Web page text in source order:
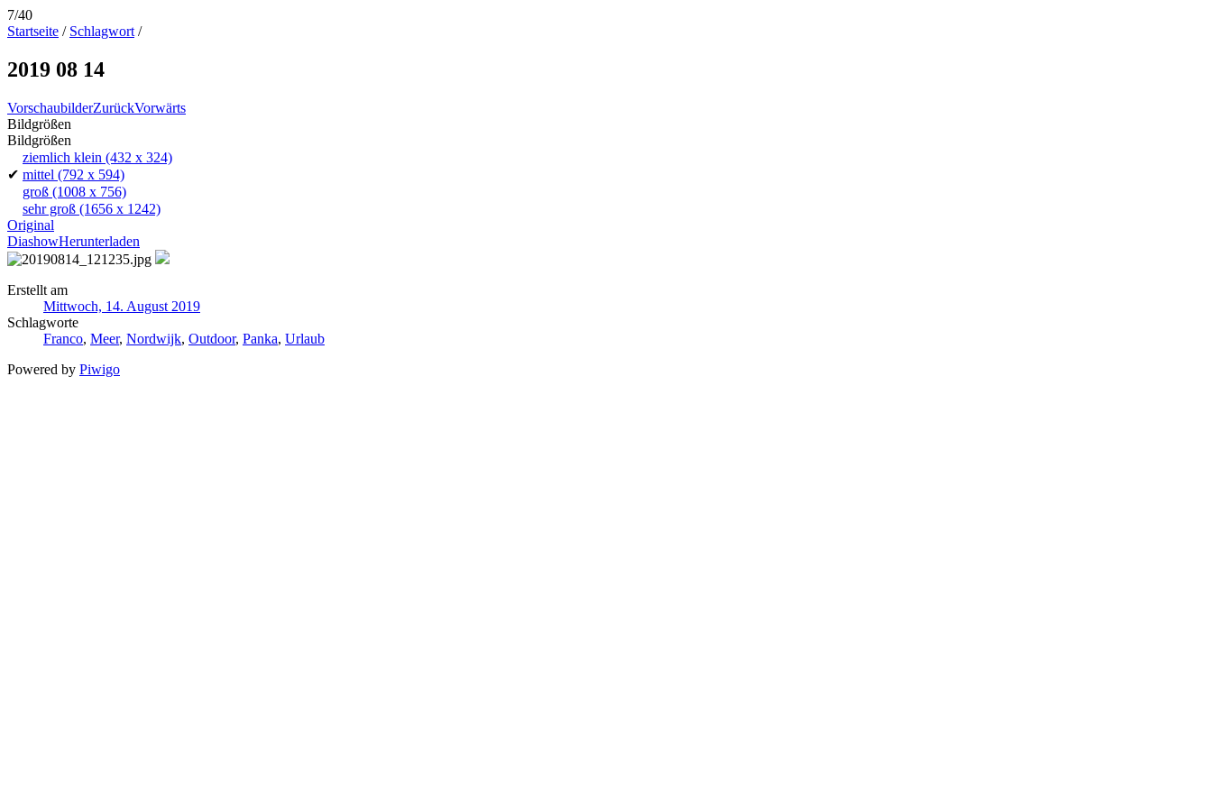
7/40
Startseite / Schlagwort /
2019 08 14
VorschaubilderZurückVorwärts
Bildgrößen
Bildgrößen
ziemlich klein (432 x 324)
✔ mittel (792 x 594)
groß (1008 x 756)
sehr groß (1656 x 1242)
Original
DiashowHerunterladen
Erstellt am
Mittwoch, 14. August 2019
Schlagworte
Franco, Meer, Nordwijk, Outdoor, Panka, Urlaub
Powered by Piwigo